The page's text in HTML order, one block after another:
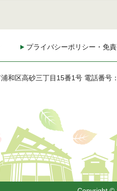
プライバシーポリシー・免
和区高砂三丁目15番1号 電話番号